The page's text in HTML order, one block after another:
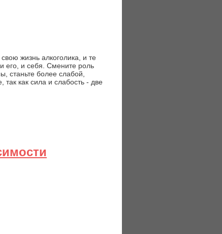
жизнь алкоголика, и те
его, и себя. Смените роль
станьте более слабой,
как сила и слабость - две